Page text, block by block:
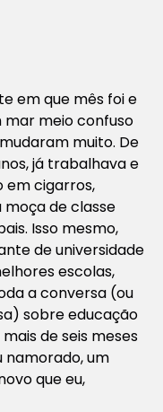
em que mês foi e
mar meio confuso
mudaram muito. De
já trabalhava e
em cigarros,
de classe
Isso mesmo,
de universidade
escolas,
a conversa (ou
sobre educação
de seis meses
namorado, um
que eu,